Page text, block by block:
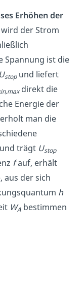
Erhöhen der
wird der Strom
Spannung ist die
Ustopund liefert
direkt die
Energie der
man die
trägt Ustop
fauf, erhält
aus der sich
h
WA bestimmen